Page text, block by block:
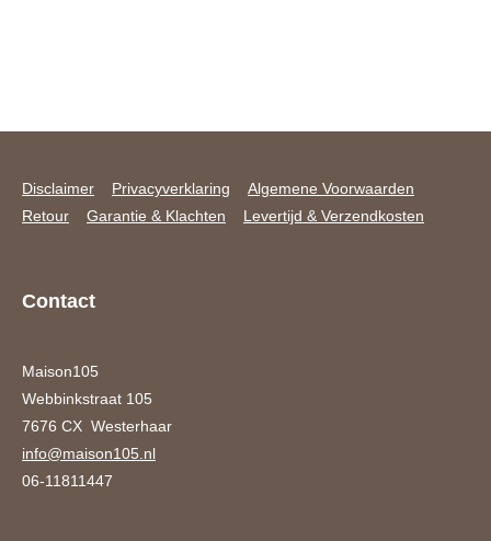
Disclaimer Privacyverklaring
Algemene Voorwaarden
Retour
Garantie & Klachten Levertijd & Verzendkosten
Contact
Maison105
Webbinkstraat 105
7676 CX Westerhaar
info@maison105.nl
06-11811447